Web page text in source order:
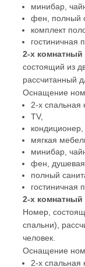
минибар,
фен, полный
комплект
гостиничная
2-х
состоящий из
рассчитанный
Оснащение
2-х спальная
TV,
кондиционер,
мягкая
минибар,
фен, душевая
полный
гостиничная
2-х
Номер,
спальни),
человек.
Оснащение
2-х спальная